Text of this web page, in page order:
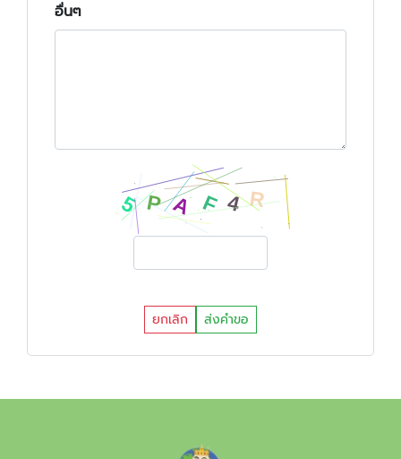
อื่นๆ
ยกเลิก ส่งคำขอ